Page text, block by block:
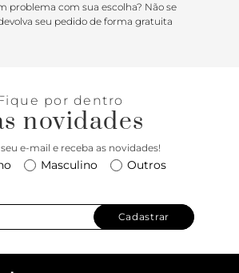
problema com sua escolha? Não se
seu pedido de forma gratuita
por dentro
novidades
e-mail e receba as novidades!
Masculino Outros
Cadastrar